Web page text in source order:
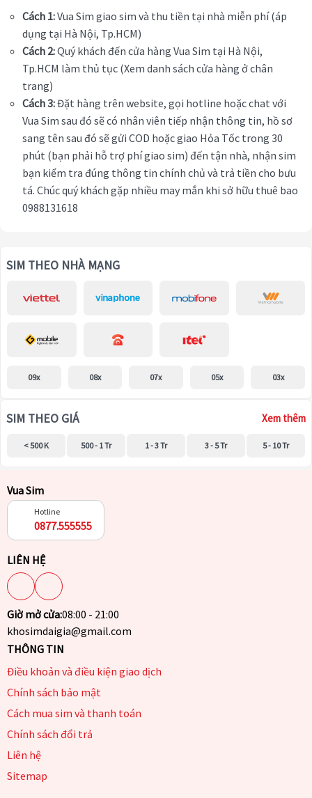
Cách 1:Vua Sim giao sim và thu tiền tại nhà miễn phí (áp
dụng tại Hà Nội, Tp.HCM)
Cách 2:Quý khách đến cửa hàng Vua Sim tại Hà Nội,
Tp.HCM làm thủ tục (Xem danh sách cửa hàng ở chân
trang)
Cách 3:Đặt hàng trên website, gọi hotline hoặc chat với
Vua Sim sau đó sẽ có nhân viên tiếp nhận thông tin, hồ sơ
sang tên sau đó sẽ gửi COD hoặc giao Hỏa Tốc trong 30
phút (bạn phải hỗ trợ phí giao sim) đến tận nhà, nhận sim
bạn kiểm tra đúng thông tin chính chủ và trả tiền cho bưu
tá. Chúc quý khách gặp nhiều may mắn khi sở hữu thuê bao
0988131618
SIM THEO NHÀ MẠNG
09x 08x 07x 05x 03x
SIM THEO GIÁ Xem thêm
< 500 K 500 - 1 Tr 1 - 3 Tr 3 - 5 Tr 5 - 10 Tr
Vua Sim
Hotline
0877.555555
LIÊN HỆ
Giờ mở cửa:08:00 - 21:00
khosimdaigia@gmail.com
THÔNG TIN
Điều khoản và điều kiện giao dịch
Chính sách bảo mật
Cách mua sim và thanh toán
Chính sách đổi trả
Liên hệ
Sitemap